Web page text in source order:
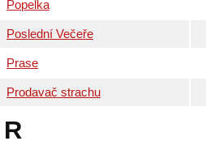
Popelka
Poslední Večeře
Prase
Prodavač strachu
R